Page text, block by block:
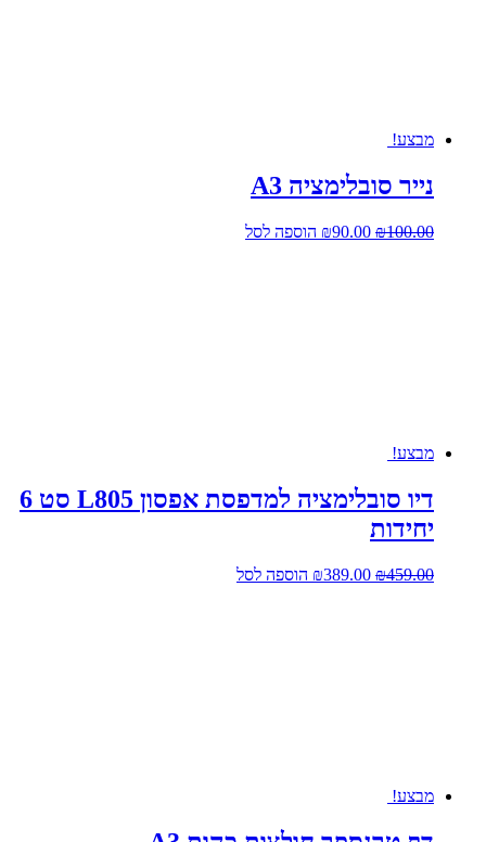
מבצע!
נייר סובלימציה A3
₪100.00
המחיר₪90.00
המחיר
הוספה לסל
מבצע!
דיו סובלימציה למדפסת אפסון L805 סט 6
יחידות
₪459.00
המחיר ₪389.00
המחיר
הוספה לסל
מבצע!